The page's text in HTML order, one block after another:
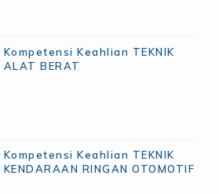
Kompetensi Keahlian TEKNIK
ALAT BERAT
Kompetensi Keahlian TEKNIK
KENDARAAN RINGAN OTOMOTIF